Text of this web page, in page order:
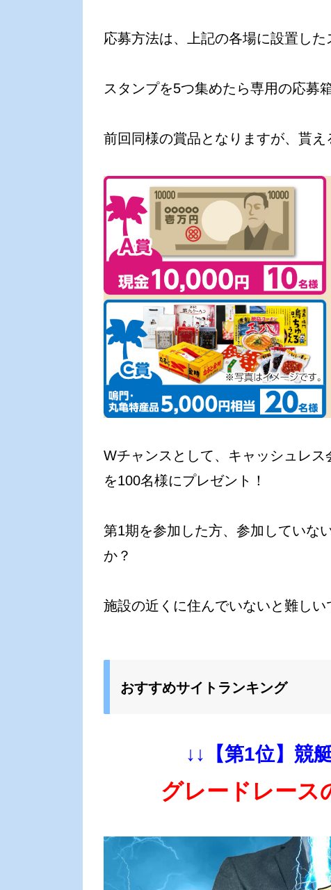
応募方法は、上記の各場に設置した
スタンプを5つ集めたら専用の応募
前回同様の賞品となりますが、貰え
Wチャンスとして、キャッシュレ
を100名様にプレゼント！
第1期を参加した方、参加していな
か？
施設の近くに住んでいないと難しい
おすすめサイトランキング
↓↓【第1位】競
グレードレース